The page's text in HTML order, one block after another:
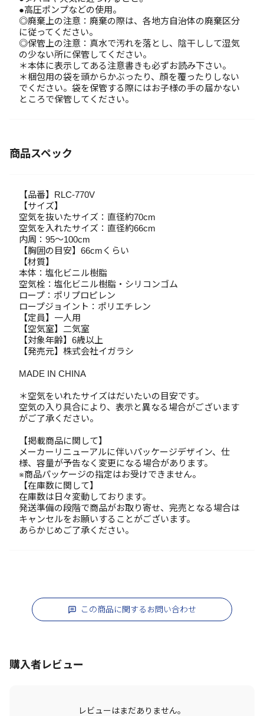
●高圧ポンプなどの使用。
◎廃棄上の注意：廃棄の際は、各地方自治体の廃棄区分
に従ってください。
◎保管上の注意：真水で汚れを落とし、陰干しして湿気
の少ない所に保管してください。
＊本体に表示してある注意書きも必ずお読み下さい。
＊梱包用の袋を頭からかぶったり、顔を覆ったりしない
でください。袋を保管する際にはお子様の手の届かない
ところで保管してください。
商品スペック
【品番】RLC-770V
【サイズ】
空気を抜いたサイズ：直径約70cm
空気を入れたサイズ：直径約66cm
内周：95～100cm
【胸囲の目安】66cmくらい
【材質】
本体：塩化ビニル樹脂
空気栓：塩化ビニル樹脂・シリコンゴム
ロープ：ポリプロピレン
ロープジョイント：ポリエチレン
【定員】一人用
【空気室】二気室
【対象年齢】6歳以上
【発売元】株式会社イガラシ
MADE IN CHINA
＊空気をいれたサイズはだいたいの目安です。
空気の入り具合により、表示と異なる場合がございます
がご了承ください。
【掲載商品に関して】
メーカーリニューアルに伴いパッケージデザイン、仕
様、容量が予告なく変更になる場合があります。
※商品パッケージの指定はお受けできません。
【在庫数に関して】
在庫数は日々変動しております。
発送準備の段階で商品がお取り寄せ、完売となる場合は
キャンセルをお願いすることがございます。
あらかじめご了承ください。
この商品に関するお問い合わせ
購入者レビュー
レビューはまだありません。